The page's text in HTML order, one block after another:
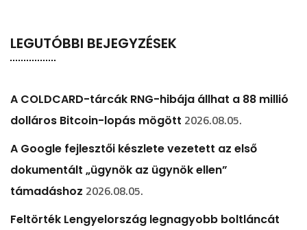
LEGUTÓBBI BEJEGYZÉSEK
A COLDCARD-tárcák RNG-hibája állhat a 88 millió
dolláros Bitcoin-lopás mögött 2026.08.05.
A Google fejlesztői készlete vezetett az első
dokumentált „ügynök az ügynök ellen”
támadáshoz 2026.08.05.
Feltörték Lengyelország legnagyobb boltláncát